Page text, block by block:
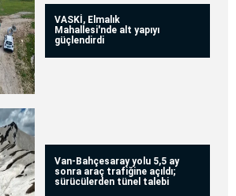
VASKİ, Elmalık
Mahallesi'nde alt yapıyı
güçlendirdi
Van-Bahçesaray yolu 5,5 ay
sonra araç trafiğine açıldı;
sürücülerden tünel talebi